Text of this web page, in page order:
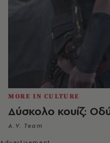
MORE IN CULTURE
Δύσκολο κουίζ:
A.V. Team